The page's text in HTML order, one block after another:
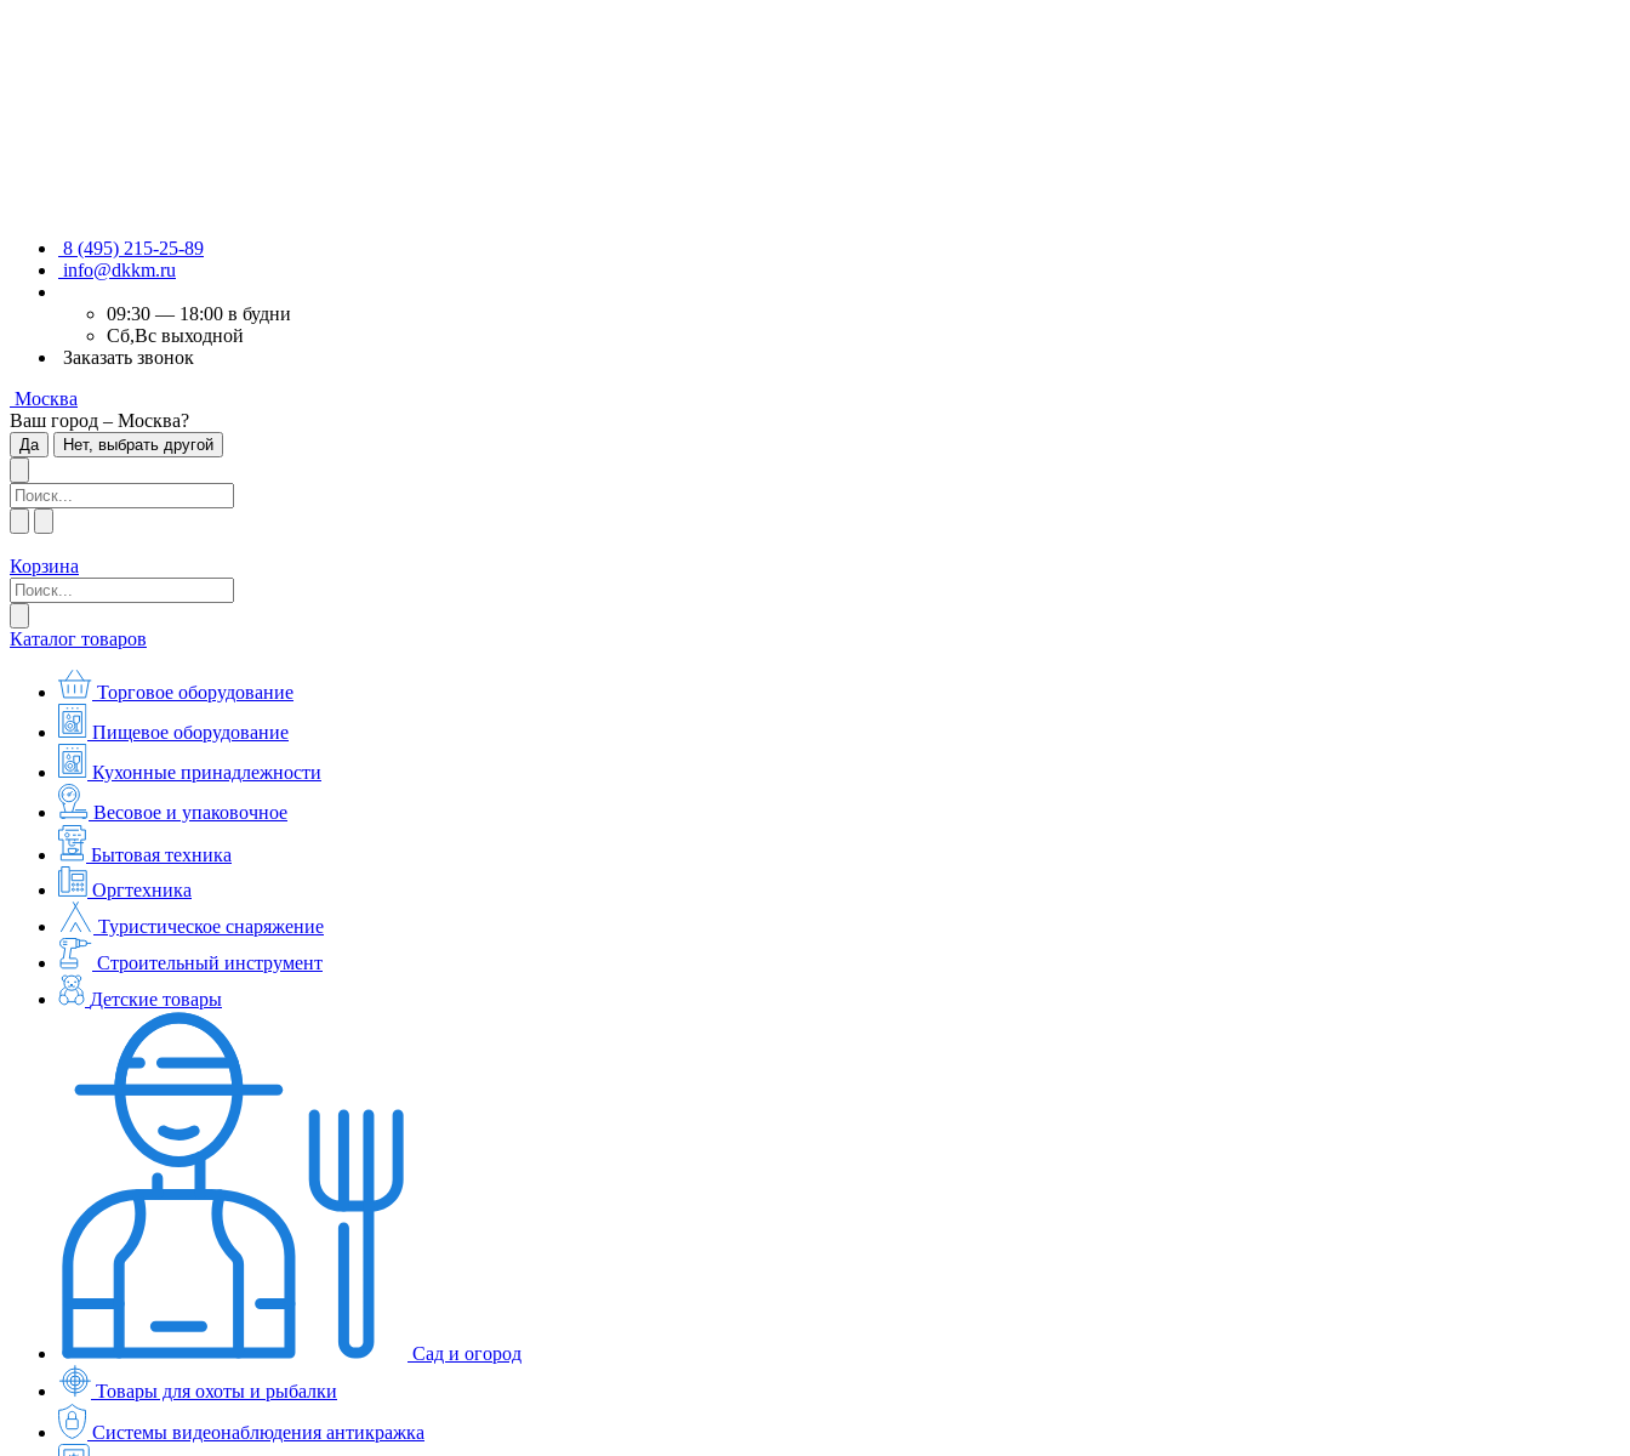
8 (495) 215-25-89
info@dkkm.ru
09:30 — 18:00 в будни
Сб,Вс выходной
Заказать звонок
Москва
Ваш город – Москва?
Да Нет, выбрать другой
Корзина
Каталог товаров
Торговое оборудование
Пищевое оборудование
Кухонные принадлежности
Весовое и упаковочное
Бытовая техника
Оргтехника
Туристическое снаряжение
Строительный инструмент
Детские товары
Сад и огород
Товары для охоты и рыбалки
Системы видеонаблюдения антикражка